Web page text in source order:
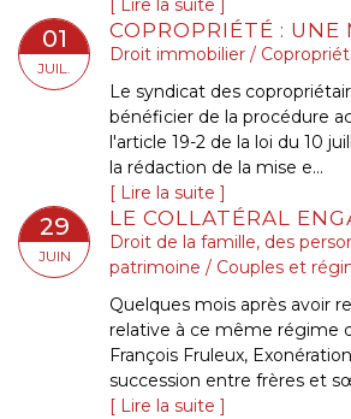
Lire la suite
01
JUIL.
Droit immobilier /
Le syndicat des
bénéficier de la procédure
l'article 19-2 de la loi du 10
la rédaction de la mise e...
Lire la suite
29
JUIN
Droit de la famille, des
patrimoine / Couples et
Quelques mois après avoir
relative à ce même régime
François Fruleux,
succession entre frères et
Lire la suite